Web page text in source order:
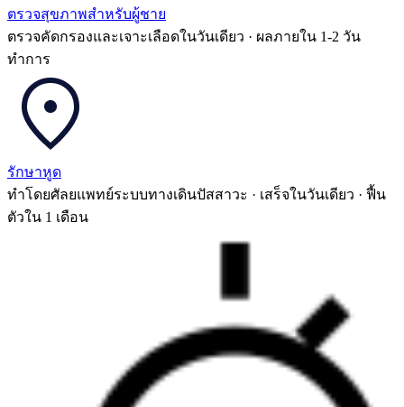
ตรวจสุขภาพสำหรับผู้ชาย
ตรวจคัดกรองและเจาะเลือดในวันเดียว · ผลภายใน 1-2 วัน
ทำการ
รักษาหูด
ทำโดยศัลยแพทย์ระบบทางเดินปัสสาวะ · เสร็จในวันเดียว · ฟื้น
ตัวใน 1 เดือน